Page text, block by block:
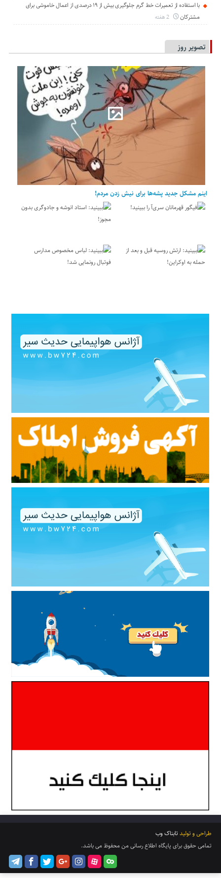
با استفاده از تعمیرات خط گرم جلوگیری بیش از ۱۹ درصدی از اعمال خاموشی برای
مشتركان
2 هفته
تصویر روز
اینم مشکل جدید پشه‌ها برای نیش زدن مردم!
طراحی و تولیدتابناک وب
تمامی حقوق برای پایگاه اطلاع رسانی من محفوظ می باشد.